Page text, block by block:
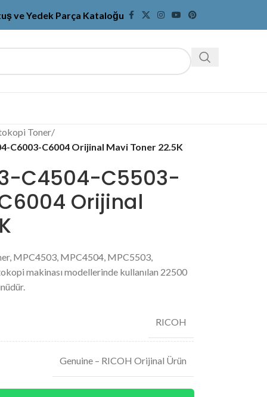
ve Yedek Parça Kataloğu
Toner/
C6003-C6004 Orijinal Mavi Toner 22.5K
C4504-C5503-
Orijinal
MPC4503, MPC4504, MPC5503,
makinası modellerinde kullanılan 22500
RICOH
Genuine – RICOH Orijinal Ürün